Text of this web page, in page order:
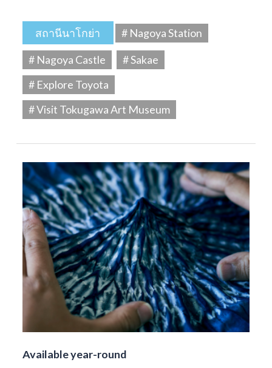
สถานีนาโกย่า
# Nagoya Station
# Nagoya Castle
# Sakae
# Explore Toyota
# Visit Tokugawa Art Museum
Available year-round